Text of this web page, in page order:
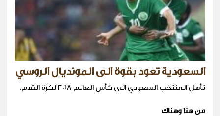
السعودية تعود بقوة الى المونديال الروسي
تأهل المنتخب السعودي الى كأس العالم ٢٠١٨ لكرة القدم.
من هنا وهناك